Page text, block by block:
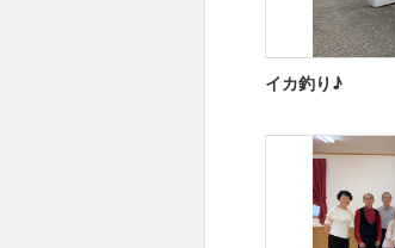
イカ釣り♪